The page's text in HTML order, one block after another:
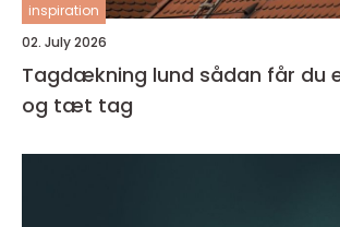
inspiration
02. July 2026
Tagdækning lund sådan får du et holdbart
og tæt tag